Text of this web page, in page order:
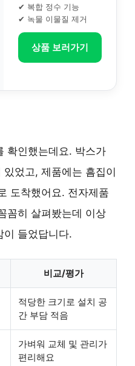
✔ 복합 정수 기능
✔ 녹물 이물질 제거
상품 보러가기
확인했는데요. 박스가
었고, 제품에는 흠집이
도착했어요. 전자제품
꼼히 살펴봤는데 이상
이 들었답니다.
비교/평가
적당한 크기로 설치 공
간 부담 적음
가벼워 교체 및 관리가
편리해요